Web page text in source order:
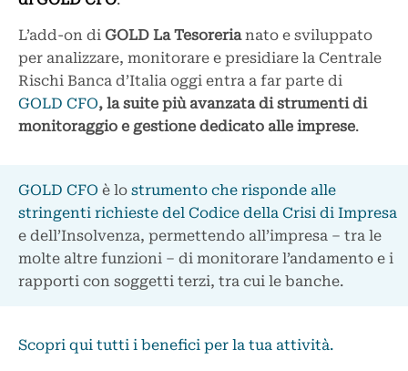
L’add-on di GOLD La Tesorerianato e sviluppato
per analizzare, monitorare e presidiare la Centrale
Rischi Banca d’Italia oggi entra a far parte di
GOLD CFO, la suite più avanzata di strumenti di
monitoraggio e gestione dedicato alle imprese.
GOLD CFO è lo strumento che risponde alle
stringenti richieste del Codice della Crisi di Impresa
e dell’Insolvenza, permettendo all’impresa – tra le
molte altre funzioni – di monitorare l’andamento e i
rapporti con soggetti terzi, tra cui le banche.
Scopri qui tutti i benefici per la tua attività.